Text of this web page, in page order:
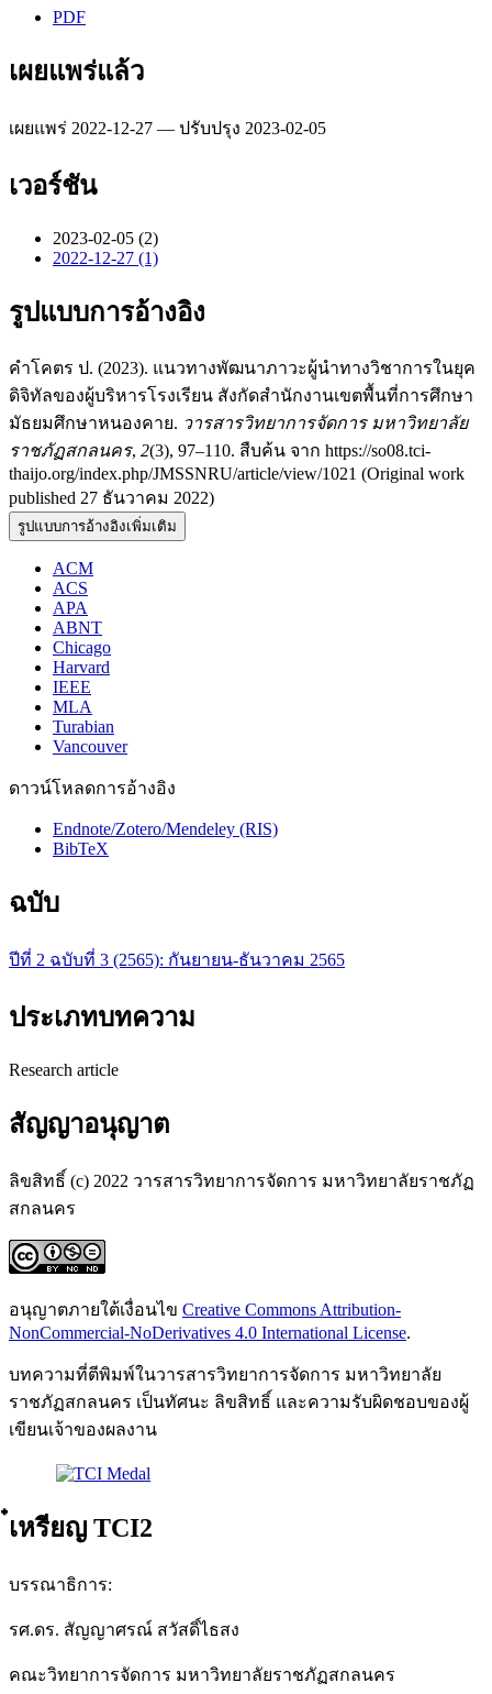
PDF
เผยแพร่แล้ว
เผยแพร่ 2022-12-27 — ปรับปรุง 2023-02-05
เวอร์ชัน
2023-02-05 (2)
2022-12-27 (1)
รูปแบบการอ้างอิง
คำโคตร ป. (2023). แนวทางพัฒนาภาวะผู้นำทางวิชาการในยุค
ดิจิทัลของผู้บริหารโรงเรียน สังกัดสำนักงานเขตพื้นที่การศึกษา
มัธยมศึกษาหนองคาย. วารสารวิทยาการจัดการ มหาวิทยาลัย
ราชภัฏสกลนคร, 2(3), 97–110. สืบค้น จาก https://so08.tci-
thaijo.org/index.php/JMSSNRU/article/view/1021 (Original work
published 27 ธันวาคม 2022)
รูปแบบการอ้างอิงเพิ่มเติม
ACM
ACS
APA
ABNT
Chicago
Harvard
IEEE
MLA
Turabian
Vancouver
ดาวน์โหลดการอ้างอิง
Endnote/Zotero/Mendeley (RIS)
BibTeX
ฉบับ
ปีที่ 2 ฉบับที่ 3 (2565): กันยายน-ธันวาคม 2565
ประเภทบทความ
Research article
สัญญาอนุญาต
ลิขสิทธิ์ (c) 2022 วารสารวิทยาการจัดการ มหาวิทยาลัยราชภัฏ
สกลนคร
อนุญาตภายใต้เงื่อนไข Creative Commons Attribution-
NonCommercial-NoDerivatives 4.0 International License.
บทความที่ตีพิมพ์ในวารสารวิทยาการจัดการ มหาวิทยาลัย
ราชภัฏสกลนคร เป็นทัศนะ ลิขสิทธิ์ และความรับผิดชอบของผู้
เขียนเจ้าของผลงาน
๋เหรียญ TCI2
บรรณาธิการ:
รศ.ดร. สัญญาศรณ์ สวัสดิ์ไธสง
คณะวิทยาการจัดการ มหาวิทยาลัยราชภัฏสกลนคร